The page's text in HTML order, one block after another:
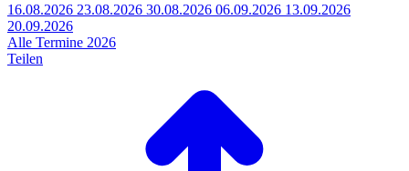
16.08.2026 23.08.2026 30.08.2026 06.09.2026 13.09.2026
20.09.2026
Alle Termine 2026
Teilen